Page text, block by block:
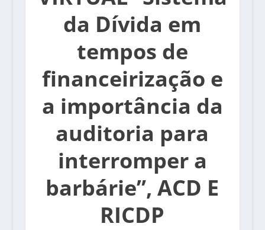
da Dívida em
tempos de
financeirização e
a importância da
auditoria para
interromper a
barbárie”, ACD E
RICDP